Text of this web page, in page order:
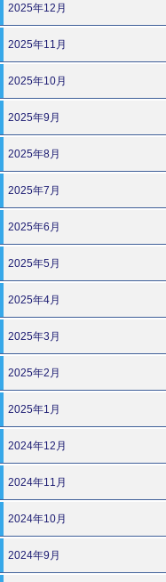
2025年12月
2025年11月
2025年10月
2025年9月
2025年8月
2025年7月
2025年6月
2025年5月
2025年4月
2025年3月
2025年2月
2025年1月
2024年12月
2024年11月
2024年10月
2024年9月